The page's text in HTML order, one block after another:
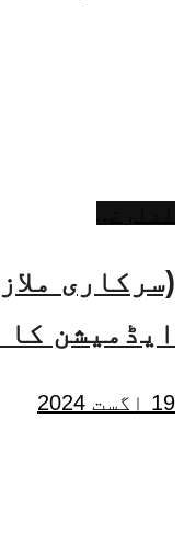
(سرکاری
ایڈمیشن
19 اگست 2024